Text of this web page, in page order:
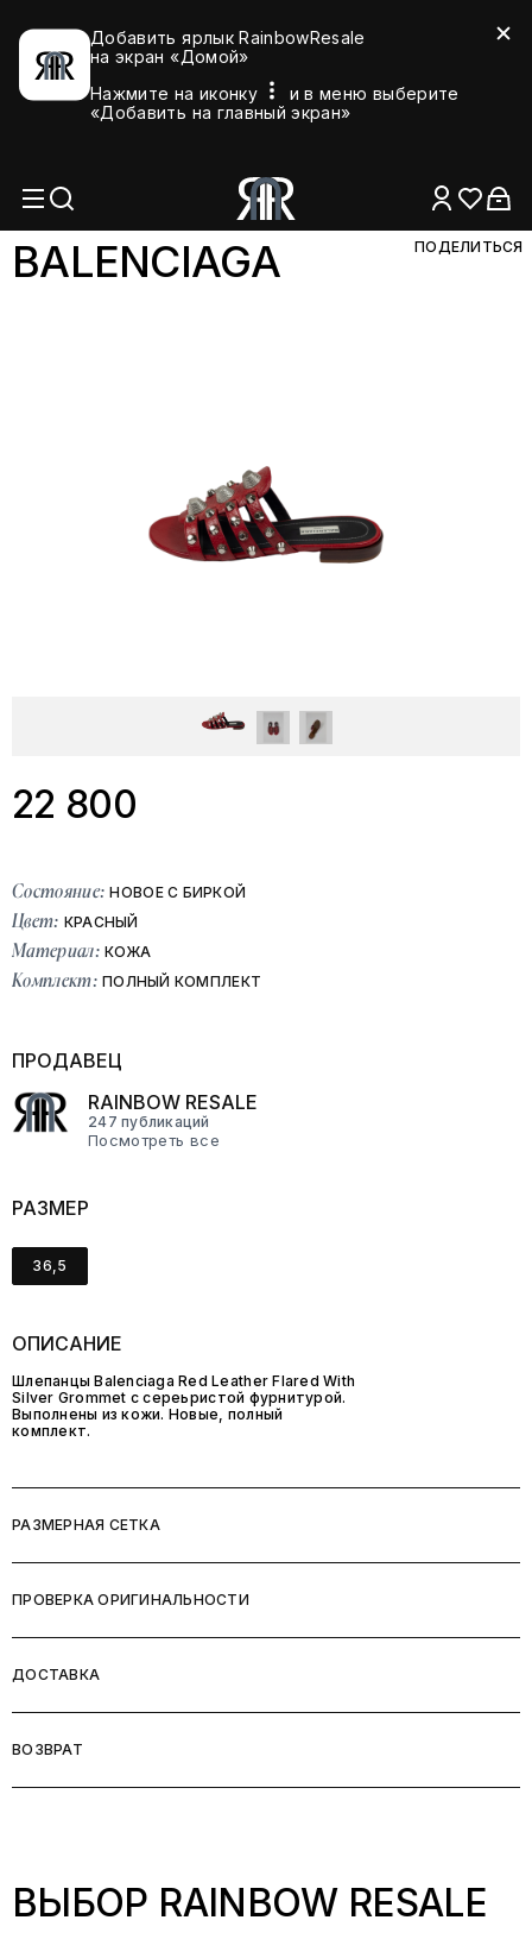
Добавить ярлык RainbowResale
на экран «Домой»
Нажмите на иконку
и в меню выберите
«Добавить на главный экран»
BALENCIAGA ПОДЕЛИТЬСЯ
22 800
Состояние: НОВОЕ С БИРКОЙ
Цвет: КРАСНЫЙ
Материал: КОЖА
Комплект: ПОЛНЫЙ КОМПЛЕКТ
ПРОДАВЕЦ
RAINBOW RESALE
247 публикаций
Посмотреть все
РАЗМЕР
36,5
ОПИСАНИЕ
Шлепанцы Balenciaga Red Leather Flared With
Silver Grommet с сереьристой фурнитурой.
Выполнены из кожи. Новые, полный
комплект.
РАЗМЕРНАЯ СЕТКА
ПРОВЕРКА ОРИГИНАЛЬНОСТИ
ДОСТАВКА
ВОЗВРАТ
ВЫБОР RAINBOW RESALE